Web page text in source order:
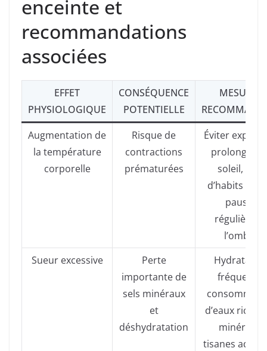
enceinte et
recommandations
associées
EFFET
PHYSIOLOGIQUE
CONSÉQUENCE
POTENTIELLE
MESURES
Augmentation de
la température
corporelle
Risque de
contractions
prématurées
Éviter
prolongée
soleil, port
d’habits
pauses
régulières à
l’ombre
Sueur excessive
Perte
importante de
sels minéraux
et
déshydratation
fréquente,
d’eaux riches
minéraux,
tisanes